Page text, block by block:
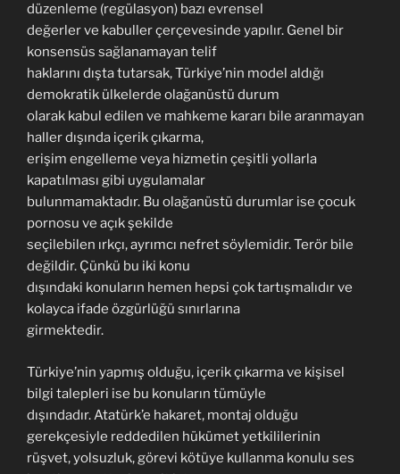
düzenleme (regülasyon) bazı evrensel
değerler ve kabuller çerçevesinde yapılır. Genel bir
konsensüs sağlanamayan telif
haklarını dışta tutarsak, Türkiye’nin model aldığı
demokratik ülkelerde olağanüstü durum
olarak kabul edilen ve mahkeme kararı bile aranmayan
haller dışında içerik çıkarma,
erişim engelleme veya hizmetin çeşitli yollarla
kapatılması gibi uygulamalar
bulunmamaktadır. Bu olağanüstü durumlar ise çocuk
pornosu ve açık şekilde
seçilebilen ırkçı, ayrımcı nefret söylemidir. Terör bile
değildir. Çünkü bu iki konu
dışındaki konuların hemen hepsi çok tartışmalıdır ve
kolayca ifade özgürlüğü sınırlarına
girmektedir.
Türkiye’nin yapmış olduğu, içerik çıkarma ve kişisel
bilgi talepleri ise bu konuların tümüyle
dışındadır. Atatürk’e hakaret, montaj olduğu
gerekçesiyle reddedilen hükümet yetkililerinin
rüşvet, yolsuzluk, görevi kötüye kullanma konulu ses